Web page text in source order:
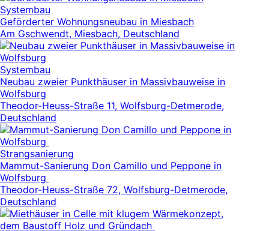
Systembau
Geförderter Wohnungsneubau in Miesbach
Am Gschwendt, Miesbach, Deutschland
Systembau
Neubau zweier Punkthäuser in Massivbauweise in
Wolfsburg
Theodor-Heuss-Straße 11, Wolfsburg-Detmerode,
Deutschland
Strangsanierung
Mammut-Sanierung Don Camillo und Peppone in
Wolfsburg
Theodor-Heuss-Straße 72, Wolfsburg-Detmerode,
Deutschland